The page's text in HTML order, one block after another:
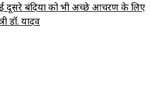
दूसरे बंदियों को भी अच्छे आचरण के लिए
डॉ. यादव